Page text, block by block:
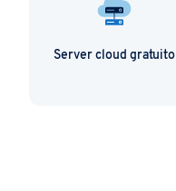
Server cloud gratuito